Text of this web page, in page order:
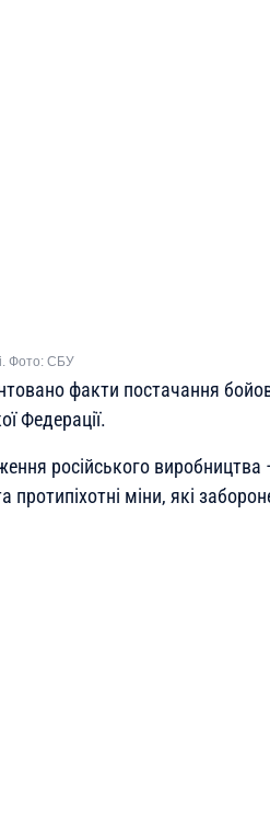
Фото: СБУ
факти постачання
Федерації.
російського виробництва
протипіхотні міни, які